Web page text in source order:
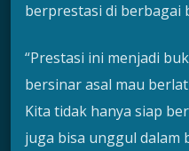
berprestasi di berbagai
“Prestasi ini menjadi
bersinar asal mau
Kita tidak hanya siap
juga bisa unggul dalam